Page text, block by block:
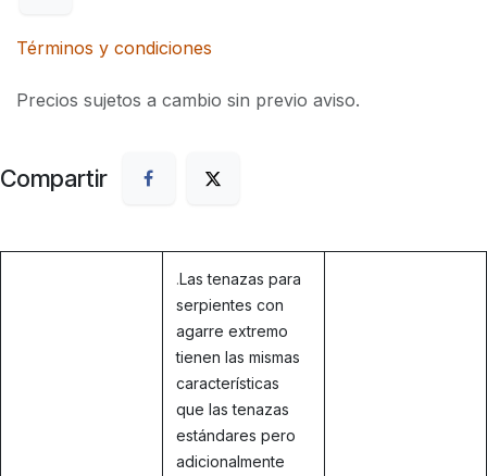
Términos y condiciones
Precios sujetos a cambio sin previo aviso.
Compartir
.Las tenazas para
serpientes con
agarre extremo
tienen las mismas
características
que las tenazas
estándares pero
adicionalmente